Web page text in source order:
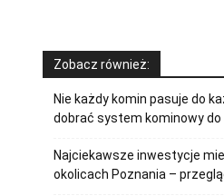
Zobacz również:
Nie każdy komin pasuje do
dobrać system kominowy do
Najciekawsze inwestycje
okolicach Poznania –